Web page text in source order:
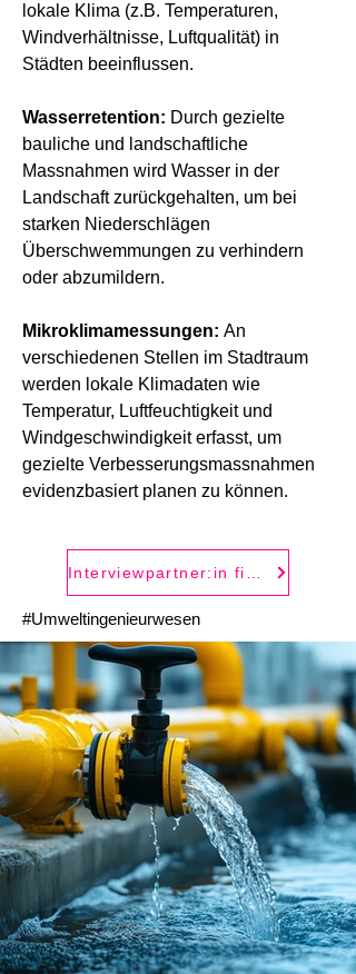
lokale Klima (z.B. Temperaturen,
Windverhältnisse, Luftqualität) in
Städten beeinflussen.
Wasserretention: Durch gezielte
bauliche und landschaftliche
Massnahmen wird Wasser in der
Landschaft zurückgehalten, um bei
starken Niederschlägen
Überschwemmungen zu verhindern
oder abzumildern.
Mikroklimamessungen: An
verschiedenen Stellen im Stadtraum
werden lokale Klimadaten wie
Temperatur, Luftfeuchtigkeit und
Windgeschwindigkeit erfasst, um
gezielte Verbesserungsmassnahmen
evidenzbasiert planen zu können.
#Umweltingenieurwesen